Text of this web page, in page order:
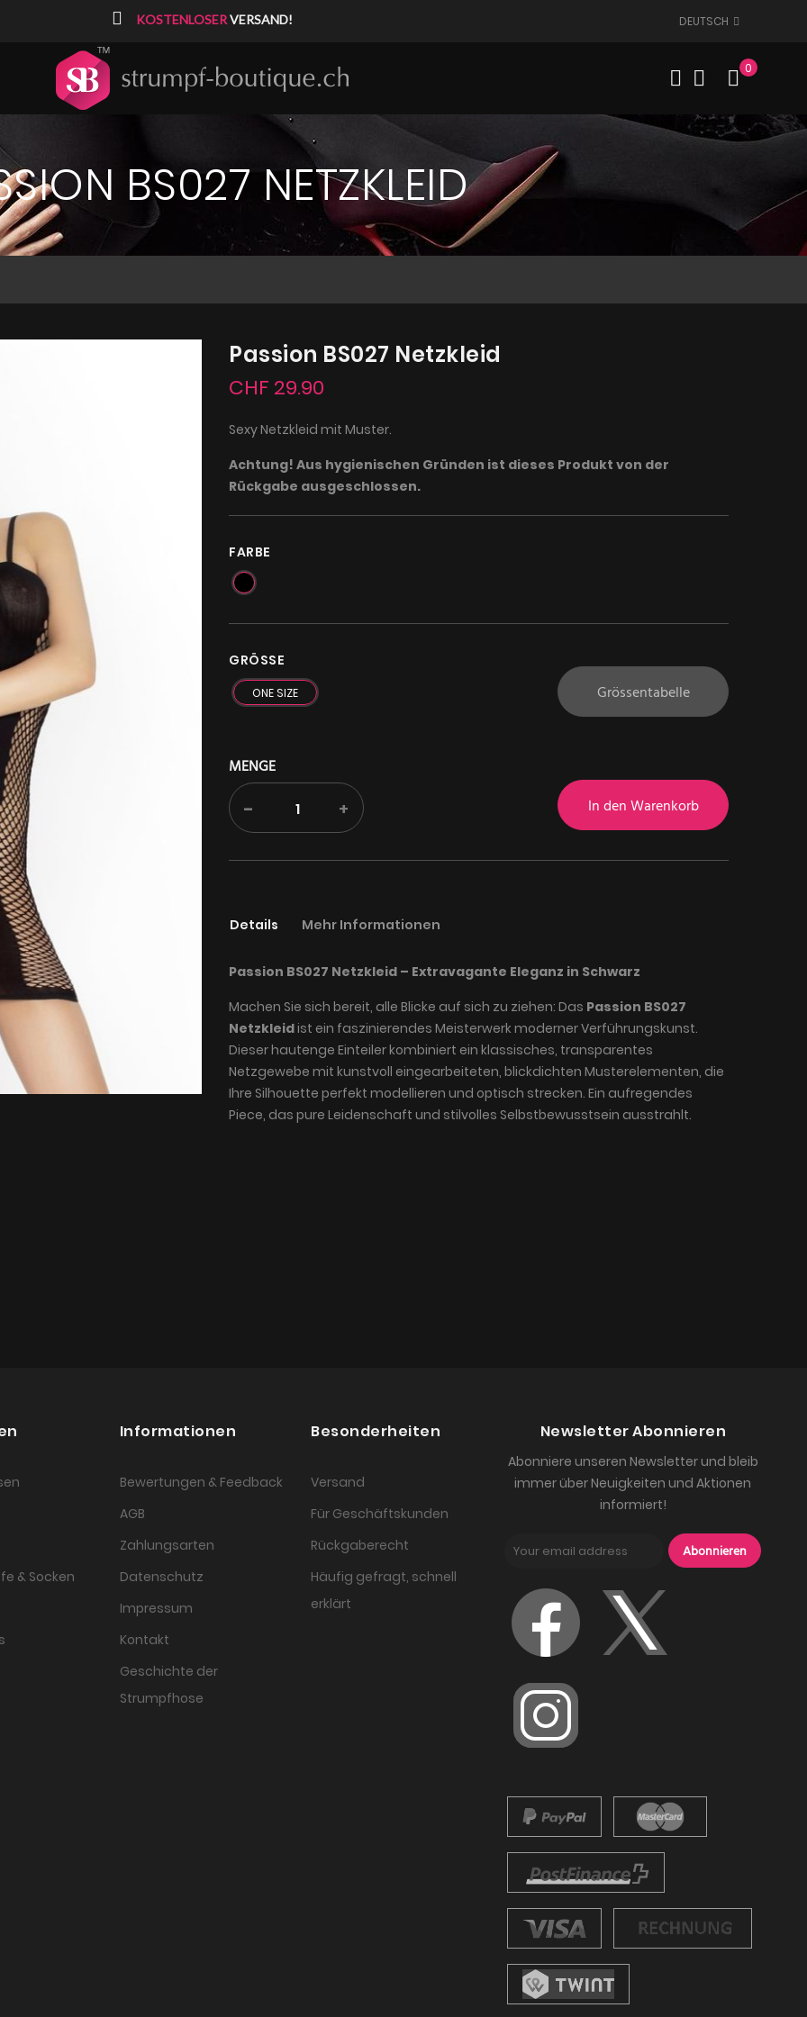
KOSTENLOSERVERSAND! DEUTSCH
0
BS027 NETZKLEID
Passion BS027 Netzkleid
CHF 29.90
Sexy Netzkleid mit Muster.
Achtung! Aus hygienischen Gründen ist dieses Produkt von der
Rückgabe ausgeschlossen.
FARBE
GRÖSSE
ONE SIZE Grössentabelle
MENGE
- + In den Warenkorb
Details
Passion BS027 Netzkleid – Extravagante Eleganz in Schwarz
Machen Sie sich bereit, alle Blicke auf sich zu ziehen: Das Passion BS027
Netzkleidist ein faszinierendes Meisterwerk moderner Verführungskunst.
Dieser hautenge Einteiler kombiniert ein klassisches, transparentes
Netzgewebe mit kunstvoll eingearbeiteten, blickdichten Musterelementen, die
Ihre Silhouette perfekt modellieren und optisch strecken. Ein aufregendes
Piece, das pure Leidenschaft und stilvolles Selbstbewusstsein ausstrahlt.
Mehr Informationen
& Socken
Informationen
Bewertungen & Feedback
AGB
Zahlungsarten
Datenschutz
Impressum
Kontakt
Geschichte der
Strumpfhose
Besonderheiten
Versand
Für Geschäftskunden
Rückgaberecht
Häufig gefragt, schnell
erklärt
Newsletter Abonnieren
Abonniere unseren Newsletter und bleib
immer über Neuigkeiten und Aktionen
informiert!
Abonnieren